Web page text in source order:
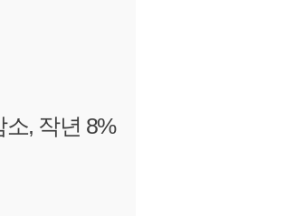
, 작년 8%